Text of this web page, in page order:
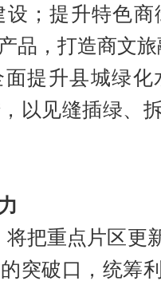
；提升特色
品，打造商文
提升县城绿
以见缝插绿、
将把重点片区更
突破口，统筹